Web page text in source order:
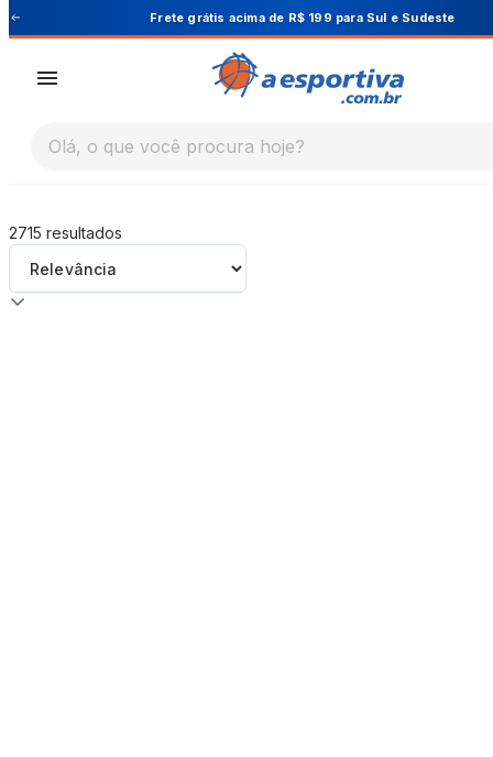
A Esportiva Frete grátis acima de R$ 199 para Sul e Sudeste
Olá, o que você procura hoje?
2715 resultados